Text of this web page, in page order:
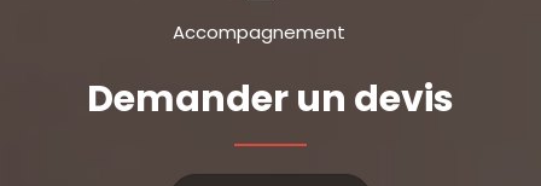
Accompagnement
Demander un devis